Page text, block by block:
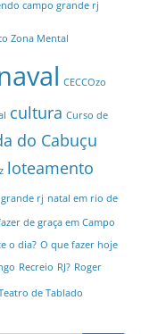
campo grande rj
Zona Mental
CECCOzo
cultura Curso de
do Cabuçu
loteamento
rj natal em rio de
de graça em Campo
o dia? O que fazer hoje
Recreio RJ? Roger
de Tablado